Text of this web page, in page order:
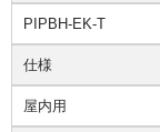
PIPBH-EK-T
仕様
屋内用